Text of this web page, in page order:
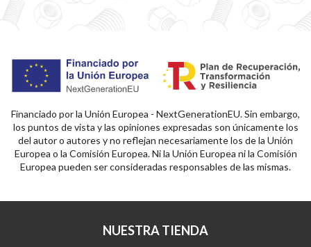
Financiado por la Unión Europea - NextGenerationEU. Sin embargo,
los puntos de vista y las opiniones expresadas son únicamente los
del autor o autores y no reflejan necesariamente los de la Unión
Europea o la Comisión Europea. Ni la Unión Europea ni la Comisión
Europea pueden ser consideradas responsables de las mismas.
NUESTRA TIENDA